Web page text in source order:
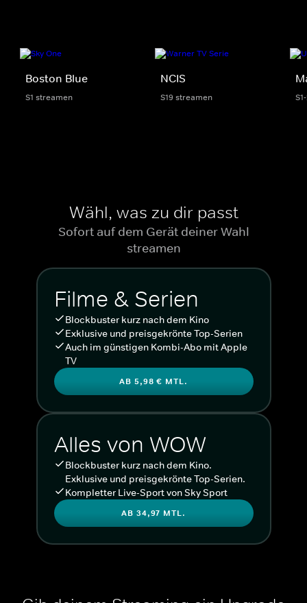
Boston Blue
S1 streamen
NCIS
S19 streamen
Wähl, was zu dir passt
Sofort auf dem Gerät deiner Wahl
streamen
Filme & Serien
Blockbuster kurz nach dem Kino
Exklusive und preisgekrönte Top-Serien
Auch im günstigen Kombi-Abo mit Apple
TV
AB 5,98 € MTL.
Alles von WOW
Blockbuster kurz nach dem Kino.
Exklusive und preisgekrönte Top-Serien.
Kompletter Live-Sport von Sky Sport
AB 34,97 MTL.